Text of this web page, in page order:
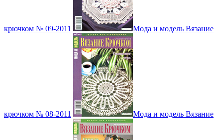
крючком № 09-2011 Мода и модель Вязание
крючком № 08-2011 Мода и модель Вязание